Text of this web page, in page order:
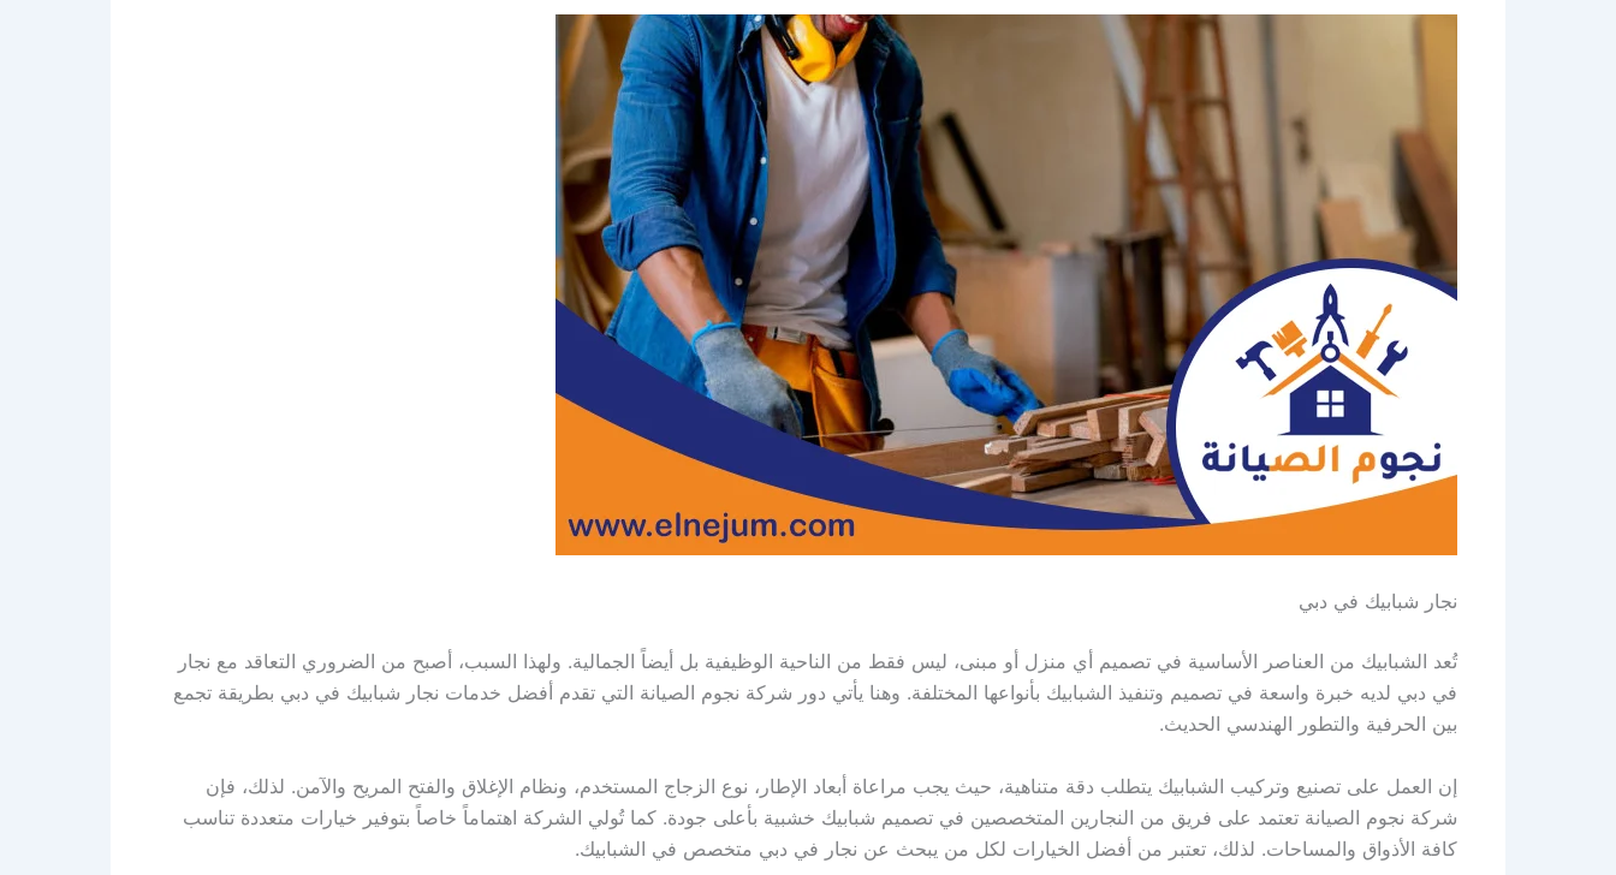
نجار شبابيك في دبي
تُعد الشبابيك من العناصر الأساسية في تصميم أي منزل أو مبنى، ليس فقط من الناحية الوظيفية بل أيضاً الجمالية. ولهذا السبب، أصبح من الضروري التعاقد مع نجار
في دبي لديه خبرة واسعة في تصميم وتنفيذ الشبابيك بأنواعها المختلفة. وهنا يأتي دور شركة نجوم الصيانة التي تقدم أفضل خدمات نجار شبابيك في دبي بطريقة تجمع
بين الحرفية والتطور الهندسي الحديث.
إن العمل على تصنيع وتركيب الشبابيك يتطلب دقة متناهية، حيث يجب مراعاة أبعاد الإطار، نوع الزجاج المستخدم، ونظام الإغلاق والفتح المريح والآمن. لذلك، فإن
شركة نجوم الصيانة تعتمد على فريق من النجارين المتخصصين في تصميم شبابيك خشبية بأعلى جودة. كما تُولي الشركة اهتماماً خاصاً بتوفير خيارات متعددة تناسب
كافة الأذواق والمساحات. لذلك، تعتبر من أفضل الخيارات لكل من يبحث عن نجار في دبي متخصص في الشبابيك.